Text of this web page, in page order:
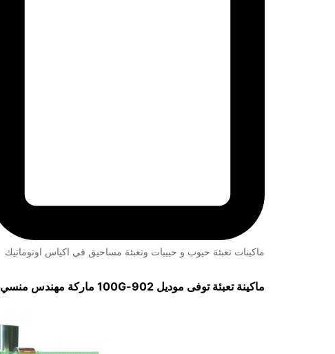
ماكينات تعبئة حبوب و حبيبات وتعبئة مساحيق في اكياس اوتوماتيك
ماكينة تعبئة توفى موديل 902-100G ماركة مهندس منسي